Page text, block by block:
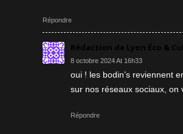
Répondre
Rédaction de Lyon Éco &
8 octobre 2024 At 16h33
oui ! les bodin’s reviennent
sur nos réseaux sociaux, on
Répondre